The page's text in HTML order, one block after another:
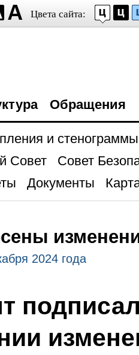
Цвета сайта:
Обращения
и стенограммы
Совет
Совет
Документы
2024 года